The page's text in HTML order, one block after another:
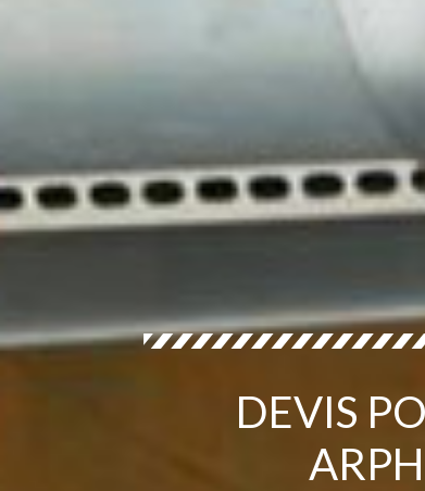
DEVIS